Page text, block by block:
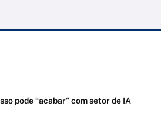
pode “acabar” com setor de IA